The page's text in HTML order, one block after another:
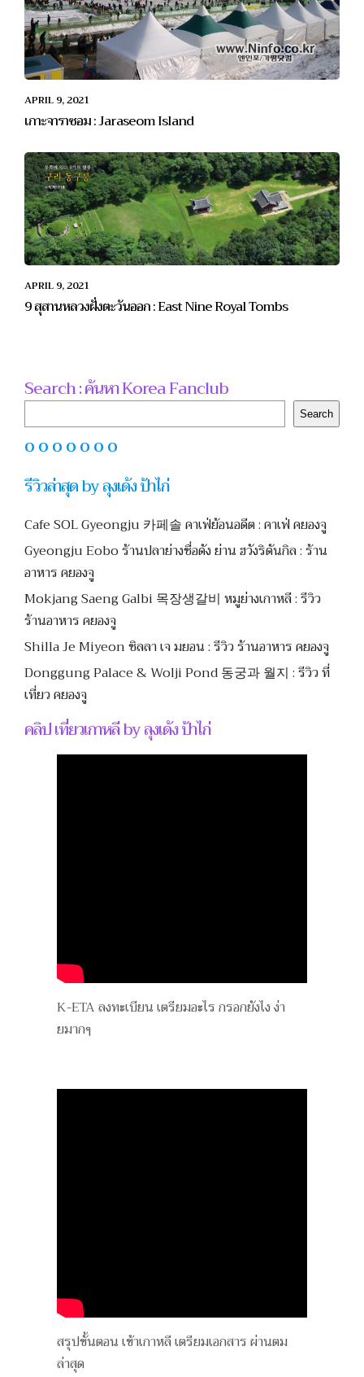
APRIL 9, 2021
เกาะจาราซอม : Jaraseom Island
APRIL 9, 2021
9 สุสานหลวงฝั่งตะวันออก : East Nine Royal Tombs
Search : ค้นหา Korea Fanclub
Search
O O O O O O O
รีวิวล่าสุด by ลุงเด้ง ป้าไก่
Cafe SOL Gyeongju 카페솔 คาเฟ่ย้อนอดีต : คาเฟ่ คยองจู
Gyeongju Eobo ร้านปลาย่างชื่อดัง ย่าน ฮวังริดันกิล : ร้าน
อาหาร คยองจู
Mokjang Saeng Galbi 목장생갈비 หมูย่างเกาหลี : รีวิว
ร้านอาหาร คยองจู
Shilla Je Miyeon ชิลลา เจ มยอน : รีวิว ร้านอาหาร คยองจู
Donggung Palace & Wolji Pond 동궁과 월지 : รีวิว ที่
เที่ยว คยองจู
คลิป เที่ยวเกาหลี by ลุงเด้ง ป้าไก่
K-ETA ลงทะเบียน เตรียมอะไร กรอกยังไง ง่า
ยมากๆ
สรุปขั้นตอน เข้าเกาหลี เตรียมเอกสาร ผ่านตม
ล่าสุด